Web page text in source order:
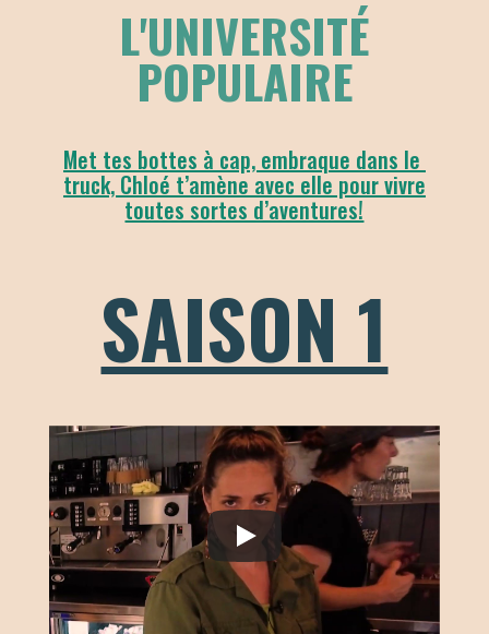
L'UNIVERSITÉ
POPULAIRE
Met tes bottes à cap, embraque dans le
truck, Chloé t’amène avec elle pour vivre
toutes sortes d’aventures!
SAISON 1